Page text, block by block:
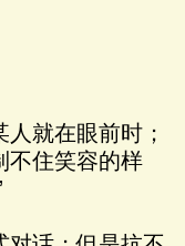
就在眼前时；
不住笑容的样